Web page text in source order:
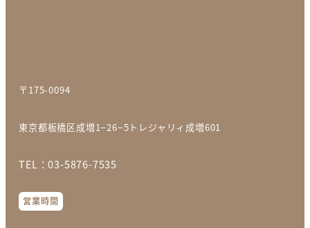
〒175-0094
東京都板橋区成増1−26−5トレジャリィ成増601
TEL：03-5876-7535
営業時間